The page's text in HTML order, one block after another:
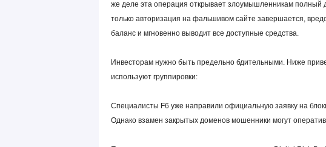
же деле эта операция открывает злоумышленникам полный
только авторизация на фальшивом сайте завершается,
баланс и мгновенно выводит все доступные средства.
Инвесторам нужно быть предельно бдительными. Ниже
используют группировки:
Специалисты F6 уже направили официальную заявку на
Однако взамен закрытых доменов мошенники могут